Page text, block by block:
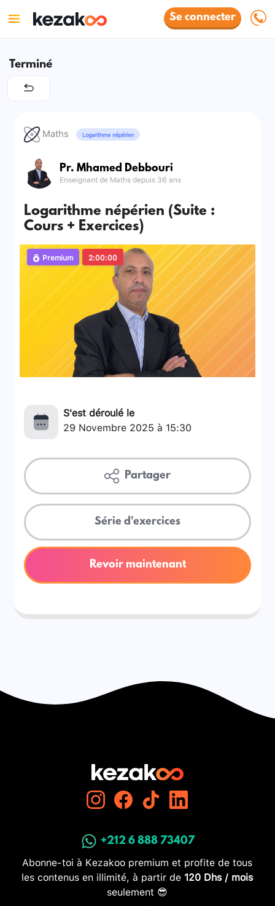
Se connecter
Terminé
Maths Logarithme népérien
Pr. Mhamed Debbouri
Enseignant de Maths depuis 36 ans
Logarithme népérien (Suite :
Cours + Exercices)
Premium 2:00:00
S'est déroulé le
29 Novembre 2025 à 15:30
Partager
Série d'exercices
Revoir maintenant
+212 6 888 73407
Abonne-toi à Kezakoo premium et profite de tous
les contenus en illimité, à partir de 120 Dhs / mois
seulement 😎